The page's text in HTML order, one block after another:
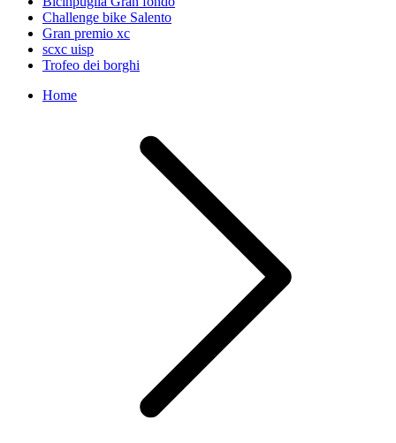
Challenge bike Salento
Gran premio xc
scxc uisp
Trofeo dei borghi
Home